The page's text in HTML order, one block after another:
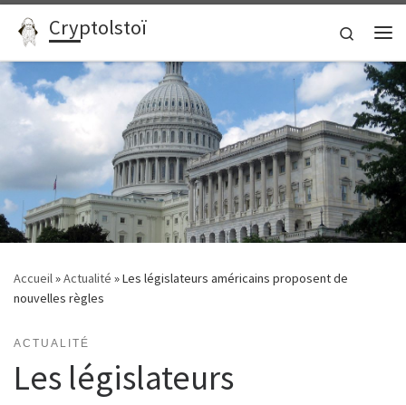
Passer au contenu
Cryptolstoï
Search
Accueil»Actualité »Les législateurs américains proposent de
nouvelles règles
ACTUALITÉ
Les législateurs